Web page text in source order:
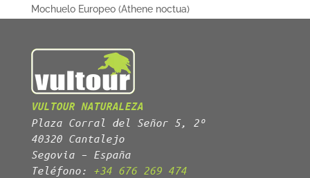
Mochuelo Europeo (Athene noctua)
VULTOUR NATURALEZA
Plaza Corral del Señor 5, 2º
40320 Cantalejo
Segovia – España
Teléfono: +34 676 269 474